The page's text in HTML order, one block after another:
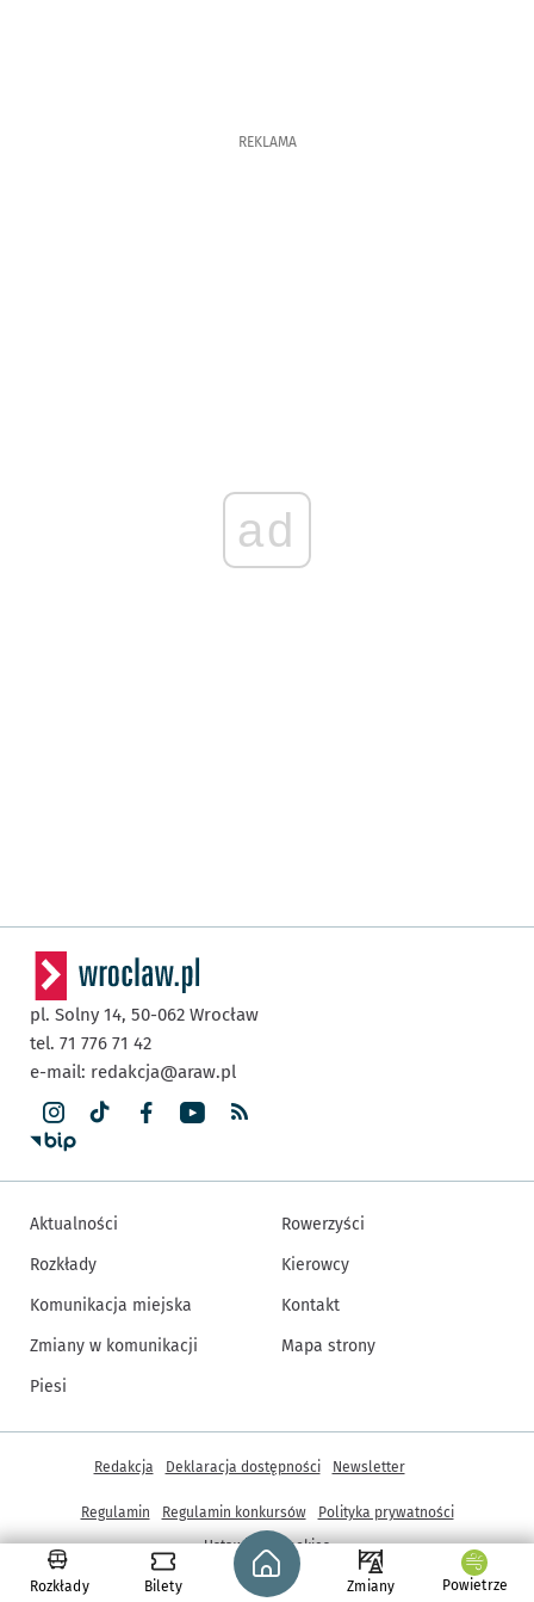
REKLAMA
ad
Rozkłady Bilety
Strona główna - wroclaw.pl
Zmiany Powietrze
pl. Solny 14, 50-062 Wrocław
tel. 71 776 71 42
e-mail: redakcja@araw.pl
Aktualności
Rozkłady
Komunikacja miejska
Zmiany w komunikacji
Piesi
Rowerzyści
Kierowcy
Kontakt
Mapa strony
© Copyright 2005-2026, ARAW S.A., Gmina Wrocław
Inne informacje
Redakcja Deklaracja dostępności Newsletter
Regulamin Regulamin konkursów
Polityka prywatności
Ustawienia cookies